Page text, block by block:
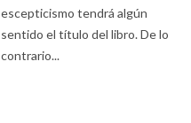
escepticismo tendrá algún
sentido el título del libro. De lo
contrario...